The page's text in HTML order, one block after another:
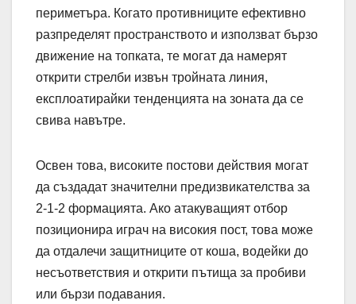
периметъра. Когато противниците ефективно
разпределят пространството и използват бързо
движение на топката, те могат да намерят
открити стрелби извън тройната линия,
експлоатирайки тенденцията на зоната да се
свива навътре.
Освен това, високите постови действия могат
да създадат значителни предизвикателства за
2-1-2 формацията. Ако атакуващият отбор
позиционира играч на високия пост, това може
да отдалечи защитниците от коша, водейки до
несъответствия и открити пътища за пробиви
или бързи подавания.